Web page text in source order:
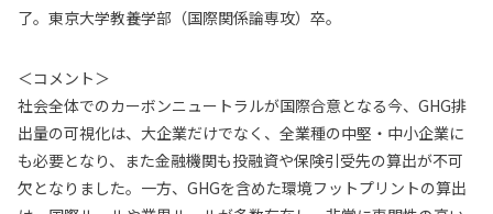
了。東京大学教養学部（国際関係論専攻）卒。
＜コメント＞
社会全体でのカーボンニュートラルが国際合意となる今、GHG排
出量の可視化は、大企業だけでなく、全業種の中堅・中小企業に
も必要となり、また金融機関も投融資や保険引受先の算出が不可
欠となりました。一方、GHGを含めた環境フットプリントの算出